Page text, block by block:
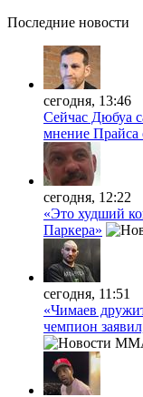
Последние новости
сегодня, 13:46
Сейчас Дюбуа
мнение Прайса
сегодня, 12:22
«Это худший
Паркера»
сегодня, 11:51
«Чимаев
чемпион